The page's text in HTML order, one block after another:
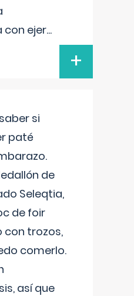
con ejer...
+
si
paté
de
Seleqtia,
de foir
con trozos,
comerlo.
así que